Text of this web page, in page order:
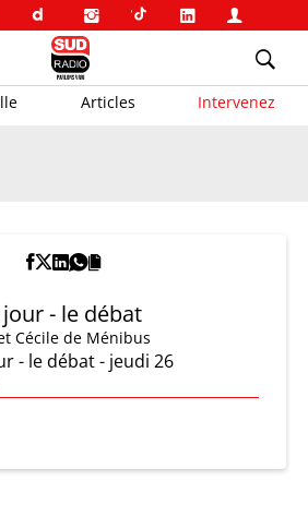
Articles Intervenez
- le débat
Cécile de Ménibus
- le débat - jeudi 26